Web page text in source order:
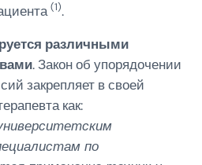
(1).
различными
. Закон об упорядочении
закрепляет в своей
как:
по